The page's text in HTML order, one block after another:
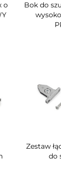
o
Bok do
Zestaw
do